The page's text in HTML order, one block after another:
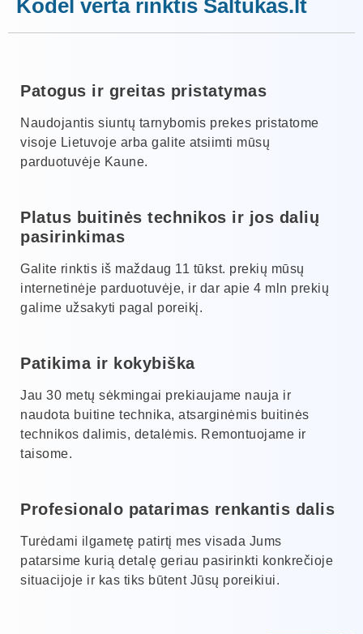
Kodėl verta rinktis Šaltukas.lt
Patogus ir greitas pristatymas
Naudojantis siuntų tarnybomis prekes pristatome
visoje Lietuvoje arba galite atsiimti mūsų
parduotuvėje Kaune.
Platus buitinės technikos ir jos dalių
pasirinkimas
Galite rinktis iš maždaug 11 tūkst. prekių mūsų
internetinėje parduotuvėje, ir dar apie 4 mln prekių
galime užsakyti pagal poreikį.
Patikima ir kokybiška
Jau 30 metų sėkmingai prekiaujame nauja ir
naudota buitine technika, atsarginėmis buitinės
technikos dalimis, detalėmis. Remontuojame ir
taisome.
Profesionalo patarimas renkantis dalis
Turėdami ilgametę patirtį mes visada Jums
patarsime kurią detalę geriau pasirinkti konkrečioje
situacijoje ir kas tiks būtent Jūsų poreikiui.